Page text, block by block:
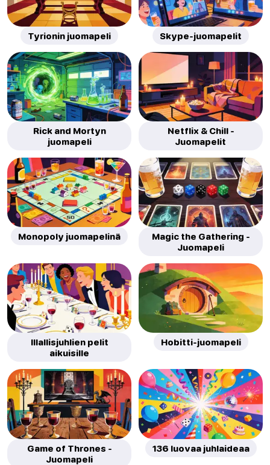
Tyrionin juomapeli Skype-juomapelit
Rick and Mortyn
juomapeli
Netflix & Chill -
Juomapelit
Monopoly juomapelinä
Magic the Gathering -
Juomapeli
Illallisjuhlien pelit
aikuisille
Hobitti-juomapeli
Game of Thrones -
Juomapeli
136 luovaa juhlaideaa